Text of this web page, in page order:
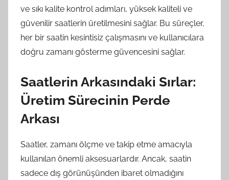
ve sıkı kalite kontrol adımları, yüksek kaliteli ve
güvenilir saatlerin üretilmesini sağlar. Bu süreçler,
her bir saatin kesintisiz çalışmasını ve kullanıcılara
doğru zamanı gösterme güvencesini sağlar.
Saatlerin Arkasındaki Sırlar:
Üretim Sürecinin Perde
Arkası
Saatler, zamanı ölçme ve takip etme amacıyla
kullanılan önemli aksesuarlardır. Ancak, saatin
sadece dış görünüşünden ibaret olmadığını